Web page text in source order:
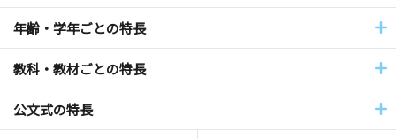
年齢・学年ごとの特長
教科・教材ごとの特長
公文式の特長